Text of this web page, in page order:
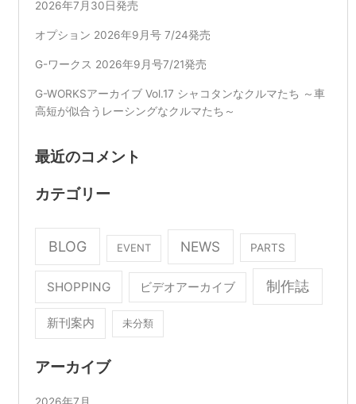
2026年7月30日発売
オプション 2026年9月号 7/24発売
G-ワークス 2026年9月号7/21発売
G-WORKSアーカイブ Vol.17 シャコタンなクルマたち ～車
高短が似合うレーシングなクルマたち～
最近のコメント
カテゴリー
BLOG EVENT NEWS PARTS
SHOPPING ビデオアーカイブ 制作誌
新刊案内 未分類
アーカイブ